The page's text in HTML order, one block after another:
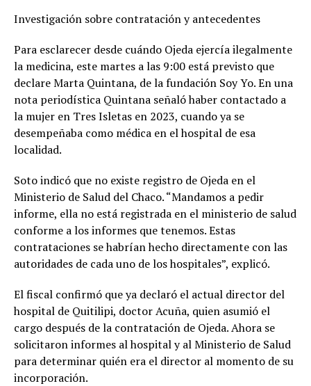
Investigación sobre contratación y antecedentes
Para esclarecer desde cuándo Ojeda ejercía ilegalmente
la medicina, este martes a las 9:00 está previsto que
declare Marta Quintana, de la fundación Soy Yo. En una
nota periodística Quintana señaló haber contactado a
la mujer en Tres Isletas en 2023, cuando ya se
desempeñaba como médica en el hospital de esa
localidad.
Soto indicó que no existe registro de Ojeda en el
Ministerio de Salud del Chaco. “Mandamos a pedir
informe, ella no está registrada en el ministerio de salud
conforme a los informes que tenemos. Estas
contrataciones se habrían hecho directamente con las
autoridades de cada uno de los hospitales”, explicó.
El fiscal confirmó que ya declaró el actual director del
hospital de Quitilipi, doctor Acuña, quien asumió el
cargo después de la contratación de Ojeda. Ahora se
solicitaron informes al hospital y al Ministerio de Salud
para determinar quién era el director al momento de su
incorporación.